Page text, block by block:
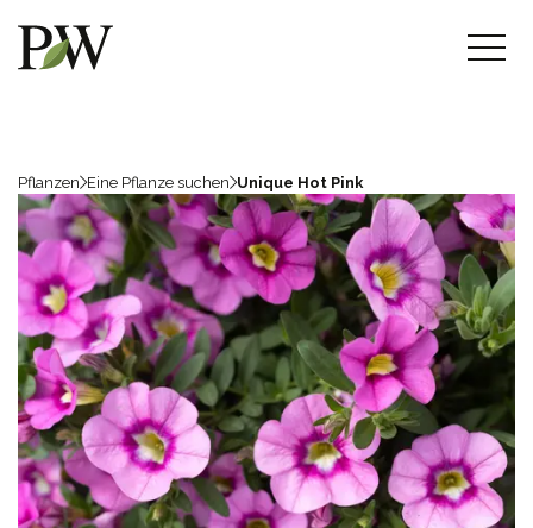
Pflanzen Eine Pflanze suchen Unique Hot Pink